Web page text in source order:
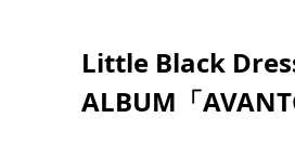
Little Black
ALBUM「